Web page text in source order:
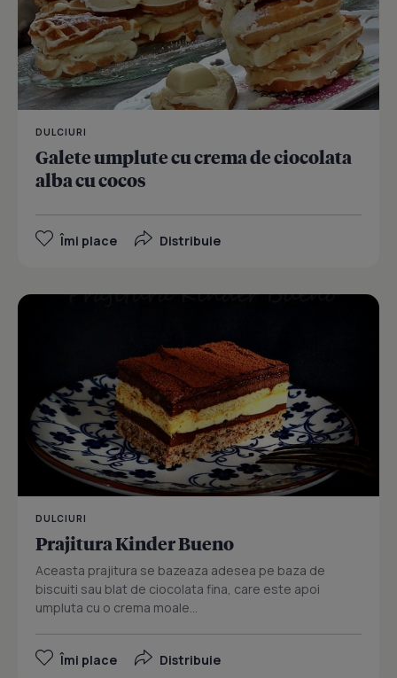
DULCIURI
Galete umplute cu crema de ciocolata
alba cu cocos
Îmi place Distribuie
DULCIURI
Prajitura Kinder Bueno
Aceasta prajitura se bazeaza adesea pe baza de
biscuiti sau blat de ciocolata fina, care este apoi
umpluta cu o crema moale...
Îmi place Distribuie